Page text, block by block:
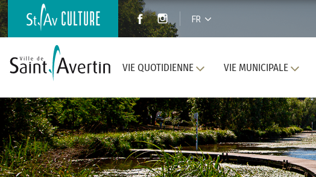
FR
VIE QUOTIDIENNE VIE MUNICIPALE